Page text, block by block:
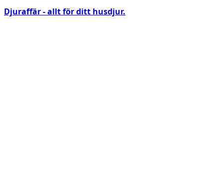
Djuraffär - allt för ditt husdjur.